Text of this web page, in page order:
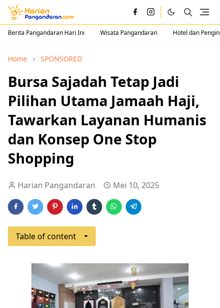
Berita Pangandaran Hari Ini Wisata Pangandaran Hotel dan
Home SPONSORED
Bursa Sajadah Tetap Jadi
Pilihan Utama Jamaah Haji,
Tawarkan Layanan Humanis
dan Konsep One Stop
Shopping
Harian Pangandaran Mei 10, 2025
Table of content